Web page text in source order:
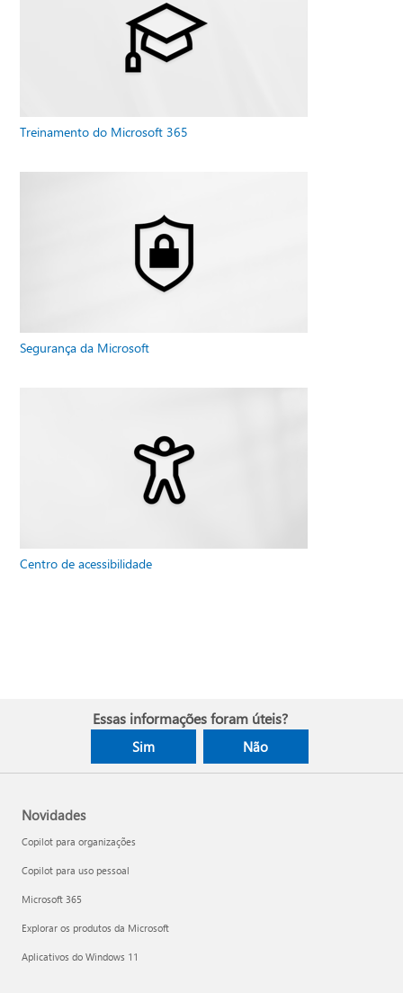
Treinamento do Microsoft 365
Segurança da Microsoft
Centro de acessibilidade
Essas informações foram úteis?
Sim Não
Novidades
Copilot para organizações
Copilot para uso pessoal
Microsoft 365
Explorar os produtos da Microsoft
Aplicativos do Windows 11